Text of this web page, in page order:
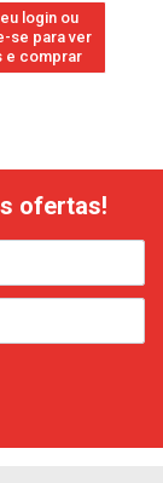
login ou
se para ver
e comprar
ofertas!